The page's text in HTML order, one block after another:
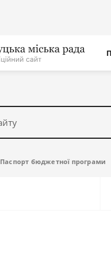
Паспорт бюджетної програми